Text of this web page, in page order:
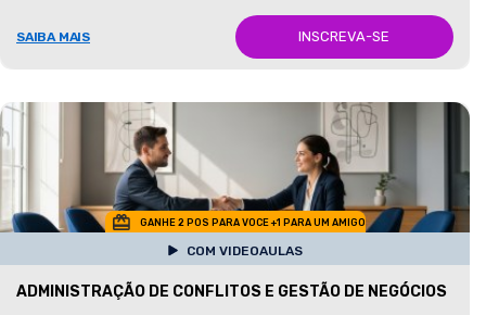
SAIBA MAIS INSCREVA-SE
GANHE 2 POS PARA VOCE +1 PARA UM AMIGO
COM VIDEOAULAS
ADMINISTRAÇÃO DE CONFLITOS E GESTÃO DE NEGÓCIOS